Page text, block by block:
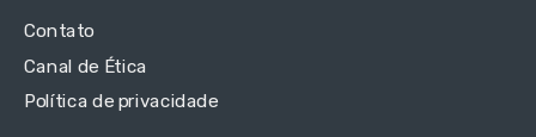
Contato
Canal de Ética
Política de privacidade